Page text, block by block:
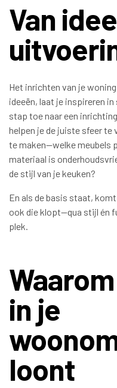
Van
Het inrichten van je
ideeën, laat je inspireren
stap toe naar een
helpen je de juiste sfeer te
te maken—welke meubels
materiaal is
de stijl van je keuken?
En als de basis staat,
ook die klopt—qua stijl én
plek.
in je
loont